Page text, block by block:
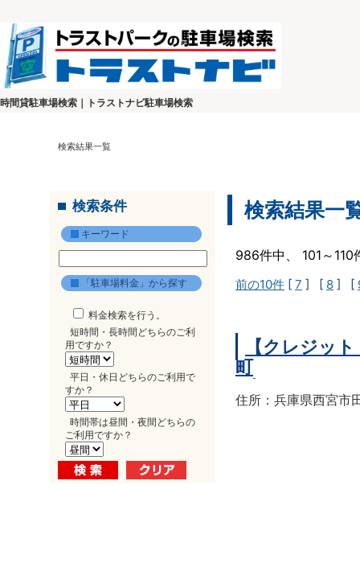
時間貸駐車場検索｜トラストナビ駐車場検索
検索結果一覧
検索条件
キーワード
「駐車場料金」から探す
料金検索を行う。
短時間・長時間どちらのご利
用ですか？
平日・休日どちらのご利用で
すか？
時間帯は昼間・夜間どちらの
ご利用ですか？
検索結果一
986件中、 101～
前の10件 [ 7 ] [ 8 ] [
【クレジッ
町
住所：兵庫県西宮市